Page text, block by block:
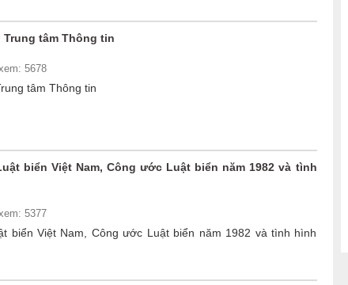
Trung tâm Thông tin
5678
tâm Thông tin
biển Việt Nam, Công ước Luật biển năm 1982 và tình
5377
biển Việt Nam, Công ước Luật biển năm 1982 và tình hình